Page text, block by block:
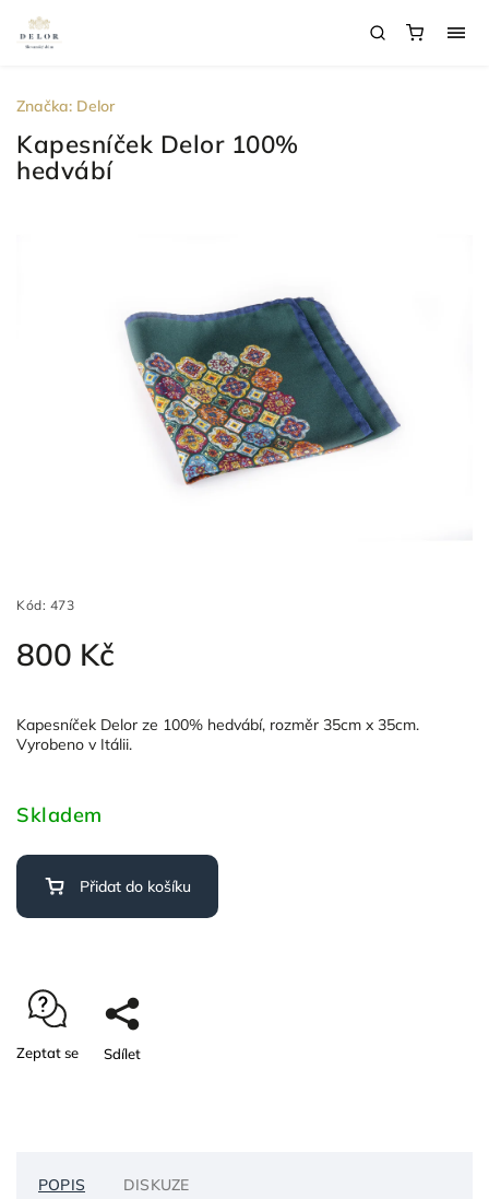
Kapesníček Delor 100%
hedvábí
Kód: 473
800 Kč
Kapesníček Delor ze 100% hedvábí, rozměr 35cm x 35cm.
Vyrobeno v Itálii.
Značka: Delor
Skladem
Přidat do košíku
Zeptat se Sdílet
POPIS DISKUZE